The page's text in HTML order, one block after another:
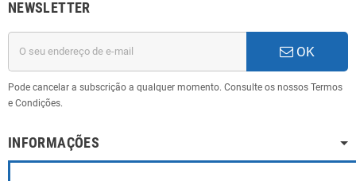
NEWSLETTER
OK
Pode cancelar a subscrição a qualquer momento. Consulte os nossos Termos
e Condições.
INFORMAÇÕES